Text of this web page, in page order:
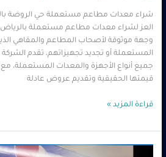
شراء معدات مطاعم مستعملة حي الروضة
وجهة موثوقة لأصحاب المطاعم والمقاهي
المستعملة أو تجديد تجهيزاتهم، تقدم
جميع أنواع الأجهزة والمعدات المستعملة،
قيمتها الحقيقية وتقديم عروض عادلة
قراءة المزيد »